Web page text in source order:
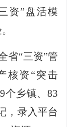
资”盘活模
省“三资”管
核资 “突击
个乡镇、83
，录入平台